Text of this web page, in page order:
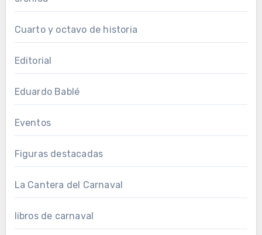
Cuarto y octavo de historia
Editorial
Eduardo Bablé
Eventos
Figuras destacadas
La Cantera del Carnaval
libros de carnaval